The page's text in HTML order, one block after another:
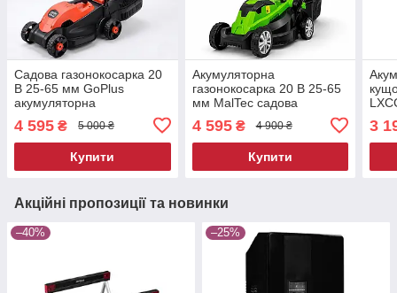
Садова газонокосарка 20
В 25-65 мм GoPlus
акумуляторна
садових робіт косилка для
трави газонокосарки
4 595 ₴ 5 000 ₴
Купити
Акумуляторна
газонокосарка 20 В 25-65
мм MalTec садова
акумуляторі косарка
газонів газонокосарки для
4 595₴ 4 900 ₴
Купити
3
Акційні пропозиції та новинки
–40% –25%